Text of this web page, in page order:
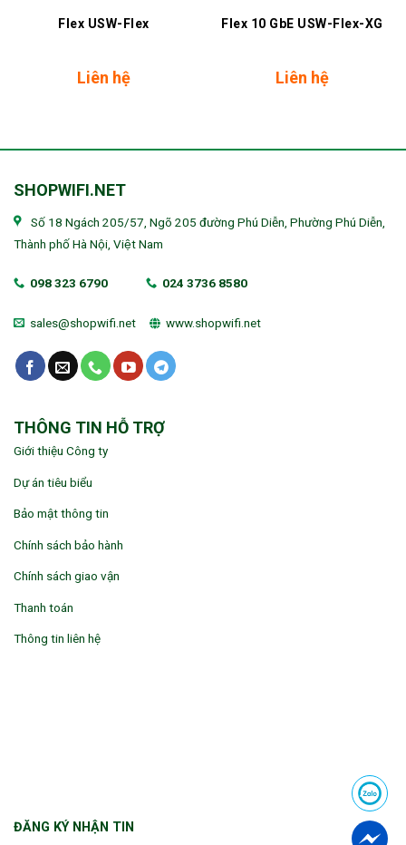
Flex USW-Flex
Liên hệ
Flex 10 GbE USW-Flex-XG
Liên hệ
SHOPWIFI.NET
Số 18 Ngách 205/57, Ngõ 205 đường Phú Diễn, Phường Phú Diễn,
Thành phố Hà Nội, Việt Nam
098 323 6790 024 3736 8580
sales@shopwifi.net www.shopwifi.net
THÔNG TIN HỖ TRỢ
Giới thiệu Công ty
Dự án tiêu biểu
Bảo mật thông tin
Chính sách bảo hành
Chính sách giao vận
Thanh toán
Thông tin liên hệ
ĐĂNG KÝ NHẬN TIN